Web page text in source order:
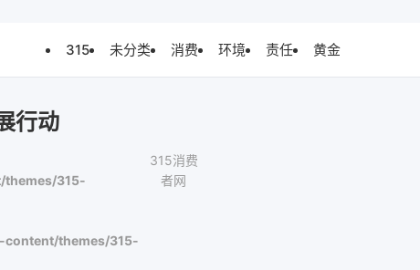
315 未分类 消费 环境 责任 黄金
行动
315-
themes/315-
315消费
者网